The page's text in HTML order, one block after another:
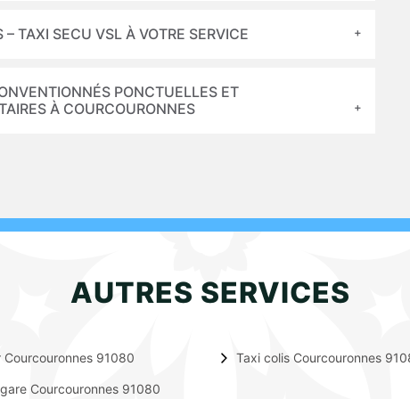
TAXI SECU VSL À VOTRE SERVICE
PONCTUELLES ET
À COURCOURONNES
AUTRES SERVICES
Courcouronnes 91080
Courcouronnes 91080
Taxi colis Courcouronnes